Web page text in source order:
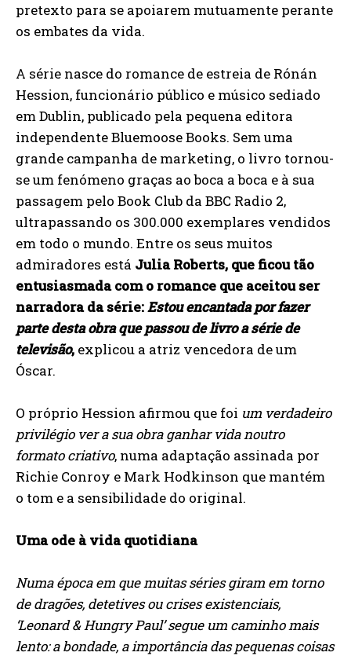
pretexto para se apoiarem mutuamente perante
os embates da vida.
A série nasce do romance de estreia de Rónán
Hession, funcionário público e músico sediado
em Dublin, publicado pela pequena editora
independente Bluemoose Books. Sem uma
grande campanha de marketing, o livro tornou-
se um fenómeno graças ao boca a boca e à sua
passagem pelo Book Club da BBC Radio 2,
ultrapassando os 300.000 exemplares vendidos
em todo o mundo. Entre os seus muitos
admiradores está Julia Roberts, que ficou tão
entusiasmada com o romance que aceitou ser
narradora da série:Estou encantada por fazer
parte desta obra que passou de livro a série de
televisão, explicou a atriz vencedora de um
Óscar.
O próprio Hession afirmou que foi um verdadeiro
privilégio ver a sua obra ganhar vida noutro
formato criativo, numa adaptação assinada por
Richie Conroy e Mark Hodkinson que mantém
o tom e a sensibilidade do original.
Uma ode à vida quotidiana
Numa época em que muitas séries giram em torno
de dragões, detetives ou crises existenciais,
‘Leonard & Hungry Paul’ segue um caminho mais
lento: a bondade, a importância das pequenas coisas